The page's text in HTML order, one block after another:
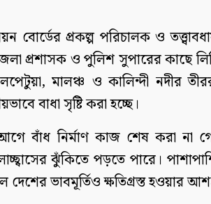
প্রকল্প পরিচালক ও
প্রশাসক ও পুলিশ সুপারের কাছে
মালঞ্চ ও কালিন্দী নদীর
বাধা সৃষ্টি করা হচ্ছে।
আগে বাঁধ নির্মাণ কাজ শেষ করা
ঝুঁকিতে পড়তে পারে।
দেশের ভাবমূর্তিও ক্ষতিগ্রস্ত হওয়ার